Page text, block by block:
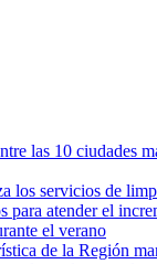
las 10 ciudades
los servicios de
para atender el
el verano
de la Región